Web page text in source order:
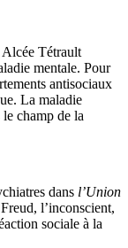
Alcée Tétrault
mentale. Pour
antisociaux
La maladie
champ de la
dans l’Union
l’inconscient,
sociale à la